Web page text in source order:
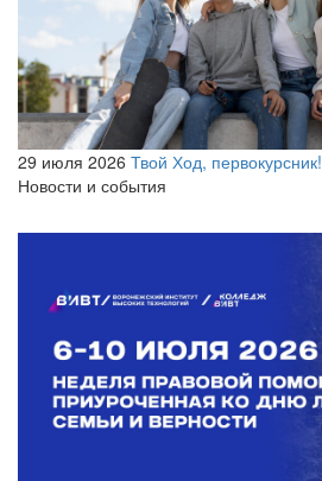
29 июля 2026 Твой Ход, первокурсник!
Новости и события